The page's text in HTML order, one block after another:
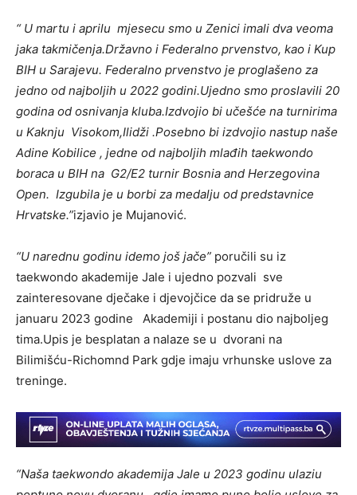
“ U martu i aprilu mjesecu smo u Zenici imali dva veoma
jaka takmičenja.Državno i Federalno prvenstvo, kao i Kup
BIH u Sarajevu. Federalno prvenstvo je proglašeno za
jedno od najboljih u 2022 godini.Ujedno smo proslavili 20
godina od osnivanja kluba.Izdvojio bi učešće na turnirima
u Kaknju Visokom,Ilidži .Posebno bi izdvojio nastup naše
Adine Kobilice , jedne od najboljih mlađih taekwondo
boraca u BIH na G2/E2 turnir Bosnia and Herzegovina
Open. Izgubila je u borbi za medalju od predstavnice
Hrvatske.”izjavio je Mujanović.
“U narednu godinu idemo još jače” poručili su iz
taekwondo akademije Jale i ujedno pozvali sve
zainteresovane dječake i djevojčice da se pridruže u
januaru 2023 godine Akademiji i postanu dio najboljeg
tima.Upis je besplatan a nalaze se u dvorani na
Bilimišću-Richomnd Park gdje imaju vrhunske uslove za
treninge.
“Naša taekwondo akademija Jale u 2023 godinu ulaziu